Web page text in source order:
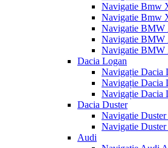
Navigatie Bmw
Navigatie Bmw
Navigatie BMW
Navigatie BMW
Navigatie BMW
Dacia Logan
Navigație Dacia
Navigație Dacia
Navigație Dacia
Dacia Duster
Navigatie Duster
Navigatie
Audi